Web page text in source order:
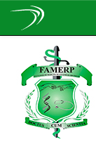
navigation